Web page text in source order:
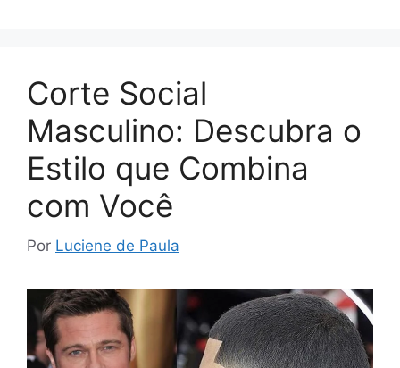
Corte Social
Masculino: Descubra o
Estilo que Combina
com Você
Por Luciene de Paula